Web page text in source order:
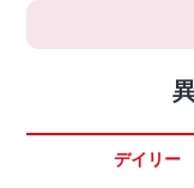
デイリー